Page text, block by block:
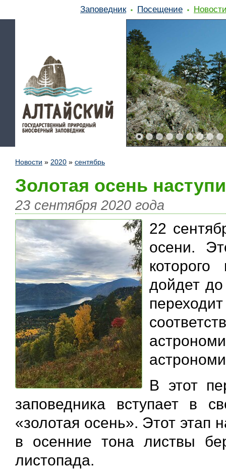
Заповедник Посещение
Новости » 2020 » сентябрь
Золотая осень
23 сентября 2020 года
22
осени.
дойдет
В этот
заповедника вступает в
«золотая осень». Этот этап
в осенние тона листвы
листопада.